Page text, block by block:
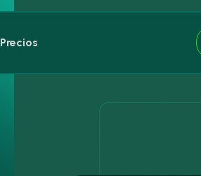
Precios